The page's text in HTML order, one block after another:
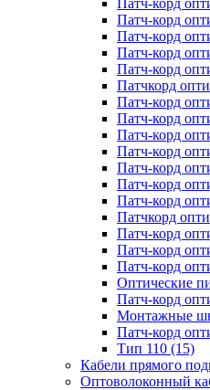
Патч-корд
Патч-корд
Патч-корд
Патч-корд
Патч-корд
Патчкорд
Патч-корд
Патч-корд
Патч-корд
Патч-корд
Патч-корд
Патч-корд
Патч-корд
Патчкорд
Патч-корд
Патч-корд
Патч-корд
Оптические
Патч-корд
Монтажные
Патч-корд
Тип 110 (15)
Кабели прямого
Оптоволоконный